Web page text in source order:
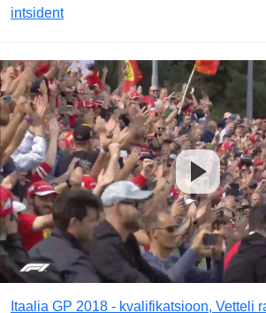
intsident
Itaalia GP 2018 - kvalifikatsioon, Vetteli